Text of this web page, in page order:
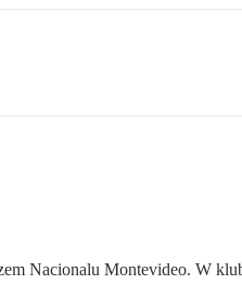
Nacionalu Montevideo. W